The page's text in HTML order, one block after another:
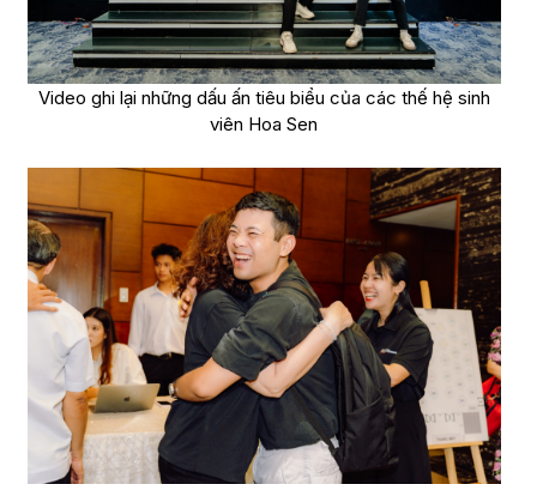
Video ghi lại những dấu ấn tiêu biểu của các thế hệ sinh
viên Hoa Sen